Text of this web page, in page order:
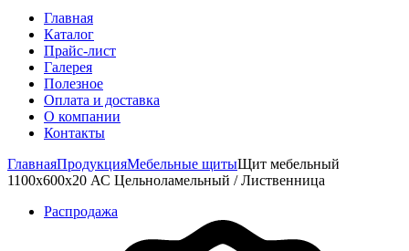
Главная
Каталог
Прайс-лист
Галерея
Полезное
Оплата и доставка
О компании
Контакты
ГлавнаяПродукцияМебельные щитыЩит мебельный
1100х600х20 АС Цельноламельный / Лиственница
Распродажа